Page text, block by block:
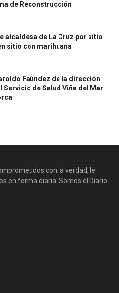
de Reconstrucción
alcaldesa de La Cruz por sitio
sitio con marihuana
Faúndez de la dirección
Servicio de Salud Viña del Mar –
con la verdad, le
en forma diaria. Somos el Diario